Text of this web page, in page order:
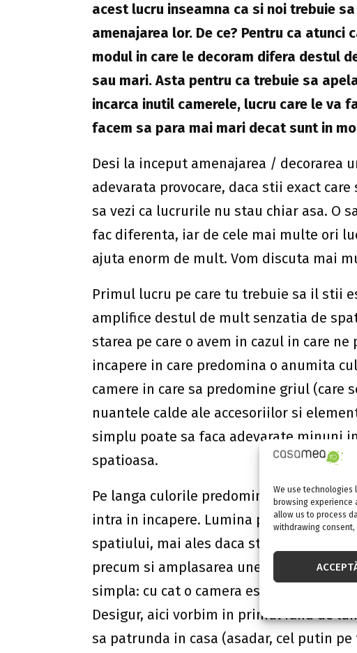
We use technologies
browsing experience
allow us to process
withdrawing
acest lucru inseamna ca si noi trebuie
amenajarea lor. De ce? Pentru ca atunci
modul in care le decoram difera destul
sau mari. Asta pentru ca trebuie sa
incarca inutil camerele, lucru care le va
facem sa para mai mari decat sunt in
Desi la inceput amenajarea / decorarea
adevarata provocare, daca stii exact
sa vezi ca lucrurile nu stau chiar asa. O
fac diferenta, iar de cele mai multe ori
ajuta enorm de mult. Vom discuta mai
Primul lucru pe care tu trebuie sa il stii
amplifice destul de mult senzatia de
starea pe care o avem in cazul in care
incapere in care predomina o anumita
camere in care sa predomine griul (care
nuantele calde ale accesoriilor si
simplu poate sa faca adevarate minuni
spatioasa.
Pe langa culorile predominante,
intra in incapere. Lumina poate sa
spatiului, mai ales daca stim sa o
precum si amplasarea unei oglinzi pe
simpla: cu cat o camera este mai
Desigur, aici vorbim in primul rand de
sa patrunda in casa (asadar, cel putin